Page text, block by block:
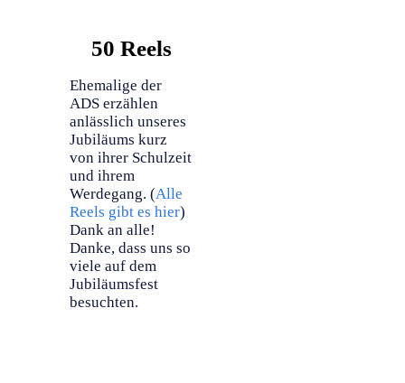
50 Reels
Ehemalige der
ADS erzählen
anlässlich unseres
Jubiläums kurz
von ihrer Schulzeit
und ihrem
Werdegang. (Alle
Reels gibt es hier)
Dank an alle!
Danke, dass uns so
viele auf dem
Jubiläumsfest
besuchten.